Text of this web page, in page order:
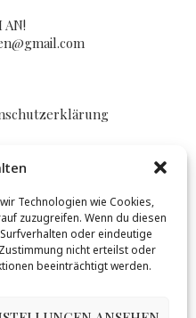
Technologien wie Cookies,
zuzugreifen. Wenn du diesen
oder eindeutige
nicht erteilst oder
beeinträchtigt werden.
AN!